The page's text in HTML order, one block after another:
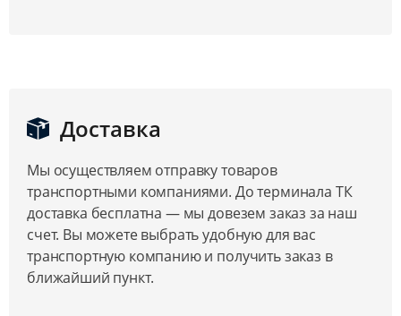
Доставка
Мы осуществляем отправку товаров
транспортными компаниями. До терминала ТК
доставка бесплатна — мы довезем заказ за наш
счет. Вы можете выбрать удобную для вас
транспортную компанию и получить заказ в
ближайший пункт.